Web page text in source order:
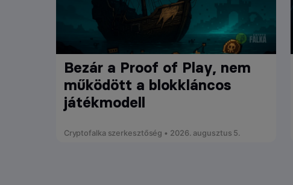
Bezár a Proof of Play, nem
működött a blokkláncos
játékmodell
Cryptofalka szerkesztőség • 2026. augusztus 5.